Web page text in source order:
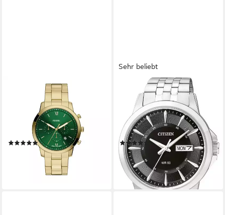
Chronograph Neutra FS6164,
Quarzuhr, Armbanduhr,
Herrenuhr, Edelstahlarmband,
analog, Tag
(20)
lieferbar - in 1-2 Werktagen bei dir
Sehr beliebt
Quarzuhr BF2011-51EC,
Armbanduhr, Herrenuhr,
Damenuhr, Edelstahlarmband,
Datum
(91)
89,00 €
lieferbar - in 1-2 Werktagen bei dir